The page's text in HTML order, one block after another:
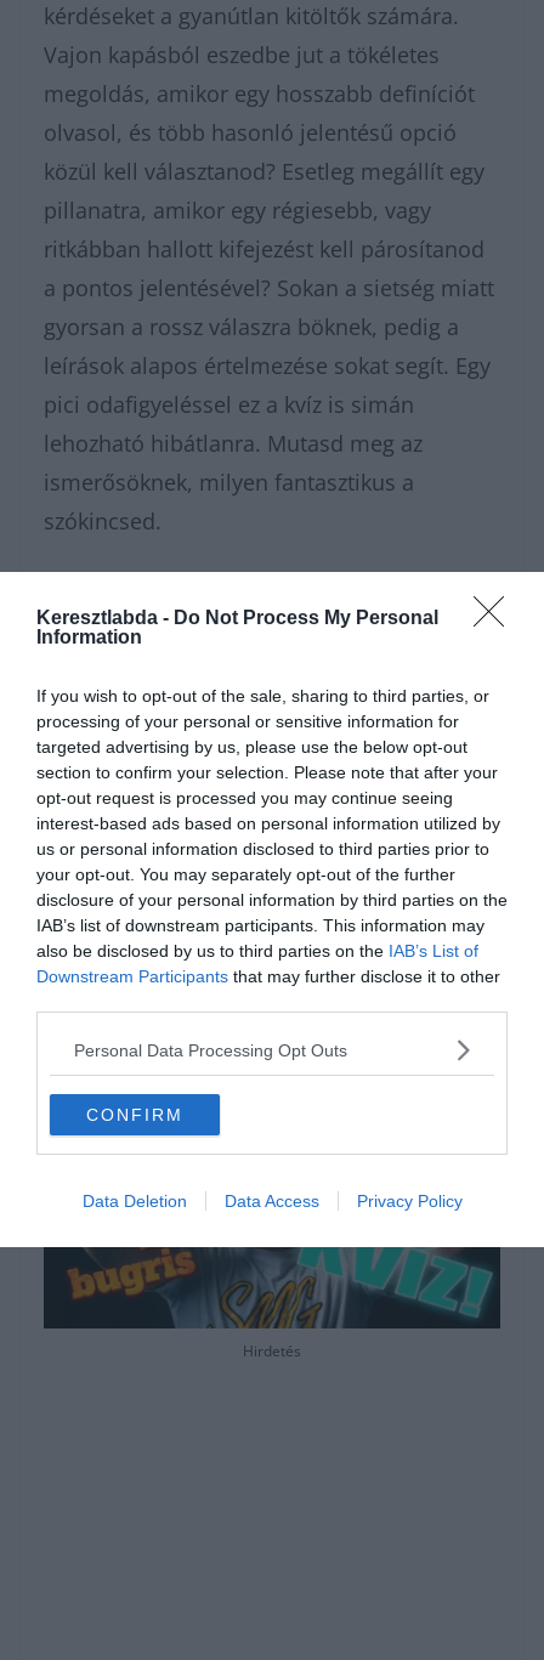
Keresztlabda - Do Not Process My Personal
Information
If you wish to opt-out of the sale, sharing to third parties, or
processing of your personal or sensitive information for
targeted advertising by us, please use the below opt-out
section to confirm your selection. Please note that after your
opt-out request is processed you may continue seeing
interest-based ads based on personal information utilized by
us or personal information disclosed to third parties prior to
your opt-out. You may separately opt-out of the further
disclosure of your personal information by third parties on the
IAB’s list of downstream participants. This information may
also be disclosed by us to third parties on the IAB’s List of
Downstream Participants that may further disclose it to other
Personal Data Processing Opt Outs
CONFIRM
Data Deletion Data Access Privacy Policy
kérdéseket a gyanútlan kitöltők számára.
Vajon kapásból eszedbe jut a tökéletes
megoldás, amikor egy hosszabb definíciót
olvasol, és több hasonló jelentésű opció
közül kell választanod? Esetleg megállít egy
pillanatra, amikor egy régiesebb, vagy
ritkábban hallott kifejezést kell párosítanod
a pontos jelentésével? Sokan a sietség miatt
gyorsan a rossz válaszra böknek, pedig a
leírások alapos értelmezése sokat segít. Egy
pici odafigyeléssel ez a kvíz is simán
lehozható hibátlanra. Mutasd meg az
ismerősöknek, milyen fantasztikus a
szókincsed.
témákon agyalni, és szívesen dumálnál az
Kvízkuckó Facebook csoportunkba! Odabent
egy nagyszerű közösség vár, és minden
napra jut valami új izgalmas kvíz a tagoknak.
Ha pedig rögtön pörgetnéd tovább a
kérdéseket, atudáspróbarovatunkban
rengeteg tesztet találsz. Ha inkább pihennél
egy kicsit a sok fejtörés után, aKeresztlabda
YouTube csatornájais nyitva áll előtted egy
kis videózásra.
Hirdetés